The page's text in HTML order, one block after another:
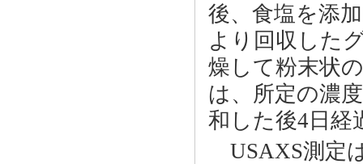
後、食塩を添
より回収した
燥して粉末状
は、所定の濃
和した後4日経
USAXS測定